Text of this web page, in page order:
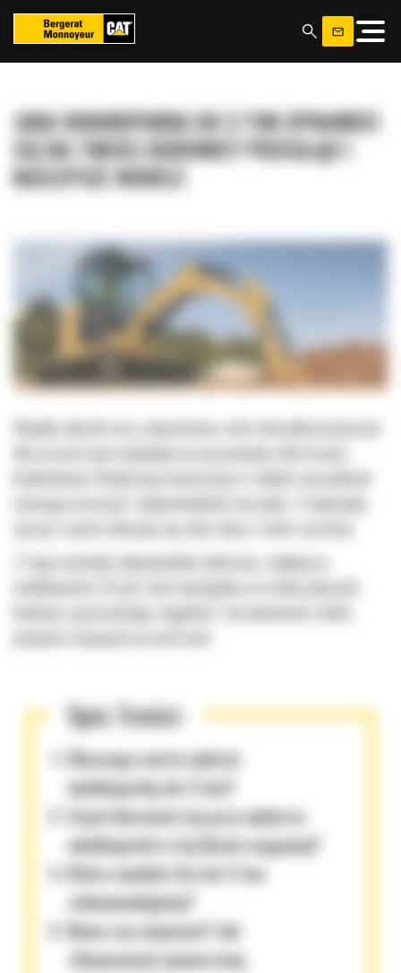
JAKA MINIKOPARKA DO 3 TON SPRAWDZI
SIĘ NA TWOJEJ BUDOWIE? PRZEGLĄD I
NAJLEPSZE MODELE
Wąskie uliczki oraz nieustanny ruch charakterystyczne
dla przestrzeni miejskiej są wyzwaniem dla branży
budowlanej. Realizacja inwestycji w takich warunkach
wymaga precyzji i odpowiednich narzędzi. Tradycyjny
sprzęt często okazuje się zbyt duży i mało zwrotny.
Z tego powodu odpowiednio dobrana, najlepsza
minikoparka 3t jest dziś niezbędna na wielu placach
budowy, gwarantując ciągłość i terminowość robót,
Spis Treści:
Dlaczego warto wybrać
minikoparkę do 3 ton?
Czym kierować się przy wyborze
minikoparki w tej klasie wagowej?
Które modele Cat do 3 ton
rekomendujemy?
Nowa czy używana? Jak
sfinansować wymarzoną
Panel zarządzania plikami cookies